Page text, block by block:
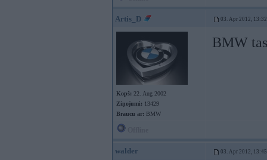
Artis_D 03. Apr 2012, 13:32
Kopš: 22. Aug 2002
Ziņojumi: 13429
Braucu ar: BMW
BMW
walder 03. Apr 2012, 13:45